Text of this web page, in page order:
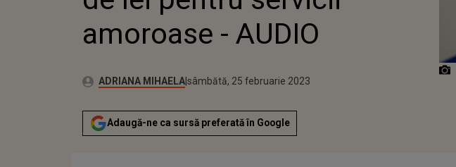
amoroase - AUDIO
Autor:ADRIANA MIHAELAPublicat:
vineri, 25 februarie 2022
Actualizat:
sâmbătă, 25 februarie 2023
Adaugă-ne ca sursă preferată în Google